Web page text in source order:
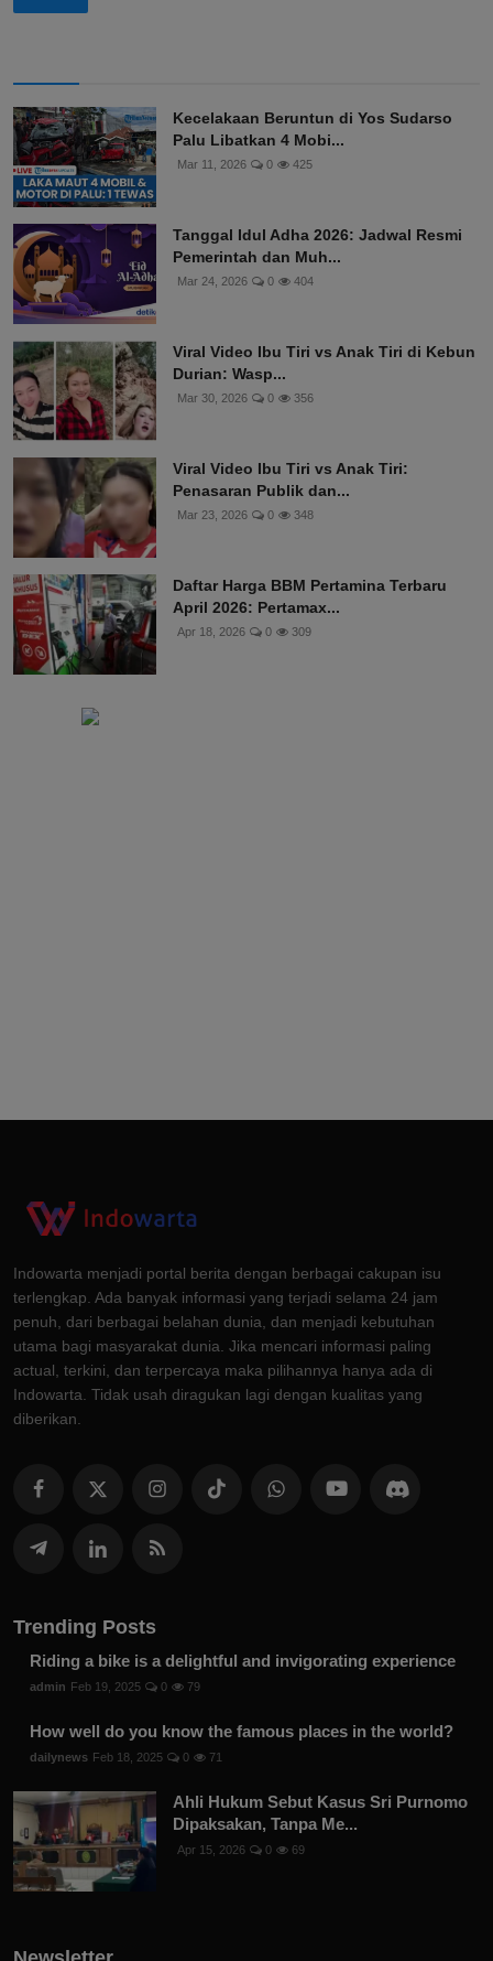
Kecelakaan Beruntun di Yos Sudarso
Palu Libatkan 4 Mobi...
Mar 11, 2026 0 425
Tanggal Idul Adha 2026: Jadwal Resmi
Pemerintah dan Muh...
Mar 24, 2026 0 404
Viral Video Ibu Tiri vs Anak Tiri di Kebun
Durian: Wasp...
Mar 30, 2026 0 356
Viral Video Ibu Tiri vs Anak Tiri:
Penasaran Publik dan...
Mar 23, 2026 0 348
Daftar Harga BBM Pertamina Terbaru
April 2026: Pertamax...
Apr 18, 2026 0 309
Indowarta menjadi portal berita dengan berbagai cakupan isu
terlengkap. Ada banyak informasi yang terjadi selama 24 jam
penuh, dari berbagai belahan dunia, dan menjadi kebutuhan
utama bagi masyarakat dunia. Jika mencari informasi paling
actual, terkini, dan terpercaya maka pilihannya hanya ada di
Indowarta. Tidak usah diragukan lagi dengan kualitas yang
diberikan.
Trending Posts
Riding a bike is a delightful and invigorating experience
admin Feb 19, 2025 0 79
How well do you know the famous places in the world?
dailynews Feb 18, 2025 0 71
Ahli Hukum Sebut Kasus Sri Purnomo
Dipaksakan, Tanpa Me...
Apr 15, 2026 0 69